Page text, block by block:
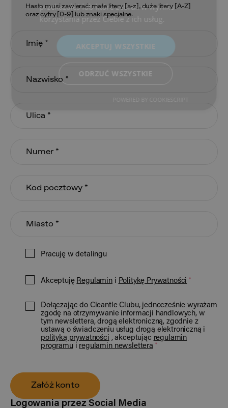
Hasło musi zawierać: małe litery [a-z], duże litery [A-Z]
oraz cyfry [0-9] lub znaki specjalne.
Pracuję w detalingu
Akceptuję Regulamini Politykę Prywatności *
Dołączając do Cleantle Clubu, jednocześnie wyrażam
zgodę na otrzymywanie informacji handlowych, w
tym newslettera, drogą elektroniczną, zgodnie z
ustawą o świadczeniu usług drogą elektroniczną i
polityką prywatności , akceptując regulamin
programui regulamin newslettera *
Załóż konto
Logowania przez Social Media
przekazałeś lub które zebrali w wyniku
korzystania przez Ciebie z ich usług.
AKCEPTUJ WSZYSTKIE
ODRZUĆ WSZYSTKIE